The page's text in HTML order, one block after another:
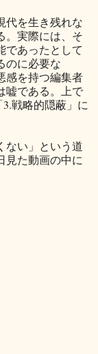
代を生き残れな
。実際には、そ
であったとして
のに必要な
感を持つ編集者
嘘である。上で
戦略的隠蔽」に
ない」という道
見た動画の中に